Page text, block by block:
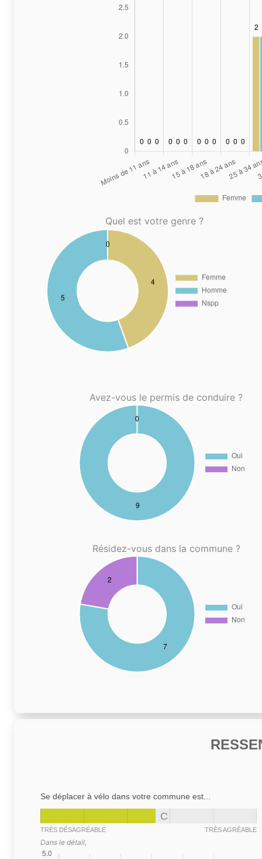
Quel est votre genre ?
Avez-vous le permis de conduire ?
Résidez-vous dans la commune ?
Se déplacer à vélo dans votre commune est...
C
TRÈS DÉSAGRÉABLE TRÈS AGRÉABLE
Dans le détail,